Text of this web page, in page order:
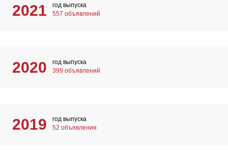
2021
год выпуска
557 объявлений
2020
год выпуска
399 объявлений
2019
год выпуска
52 объявления